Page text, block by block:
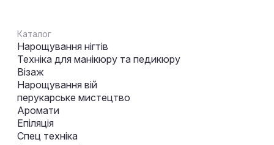
Каталог
Нарощування нігтів
Техніка для манікюру та педикюру
Візаж
Нарощування вій
перукарське мистецтво
Аромати
Епіляція
Спец техніка